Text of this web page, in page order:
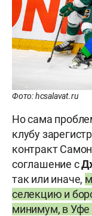
Фото: hcsalavat.ru
Но сама
клубу
контракт
соглашение с
так или иначе,
селекцию и
минимум, в Уфе